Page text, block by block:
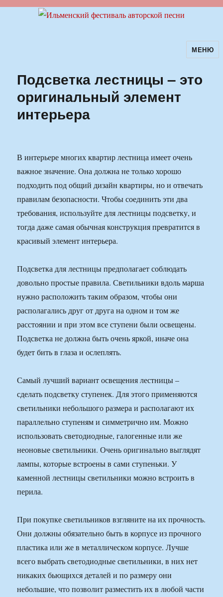
Ильменский фестиваль авторскойМЕНЮ
Подсветка лестницы – это
оригинальный элемент
интерьера
В интерьере многих квартир лестница имеет очень
важное значение. Она должна не только хорошо
подходить под общий дизайн квартиры, но и отвечать
правилам безопасности. Чтобы соединить эти два
требования, используйте для лестницы подсветку, и
тогда даже самая обычная конструкция превратится в
красивый элемент интерьера.
Подсветка для лестницы предполагает соблюдать
довольно простые правила. Светильники вдоль марша
нужно расположить таким образом, чтобы они
располагались друг от друга на одном и том же
расстоянии и при этом все ступени были освещены.
Подсветка не должна быть очень яркой, иначе она
будет бить в глаза и ослеплять.
Самый лучший вариант освещения лестницы –
сделать подсветку ступенек. Для этого применяются
светильники небольшого размера и располагают их
параллельно ступеням и симметрично им. Можно
использовать светодиодные, галогенные или же
неоновые светильники. Очень оригинально выглядят
лампы, которые встроены в сами ступеньки. У
каменной лестницы светильники можно встроить в
перила.
При покупке светильников взгляните на их прочность.
Они должны обязательно быть в корпусе из прочного
пластика или же в металлическом корпусе. Лучше
всего выбрать светодиодные светильники, в них нет
никаких бьющихся деталей и по размеру они
небольшие, что позволит разместить их в любой части